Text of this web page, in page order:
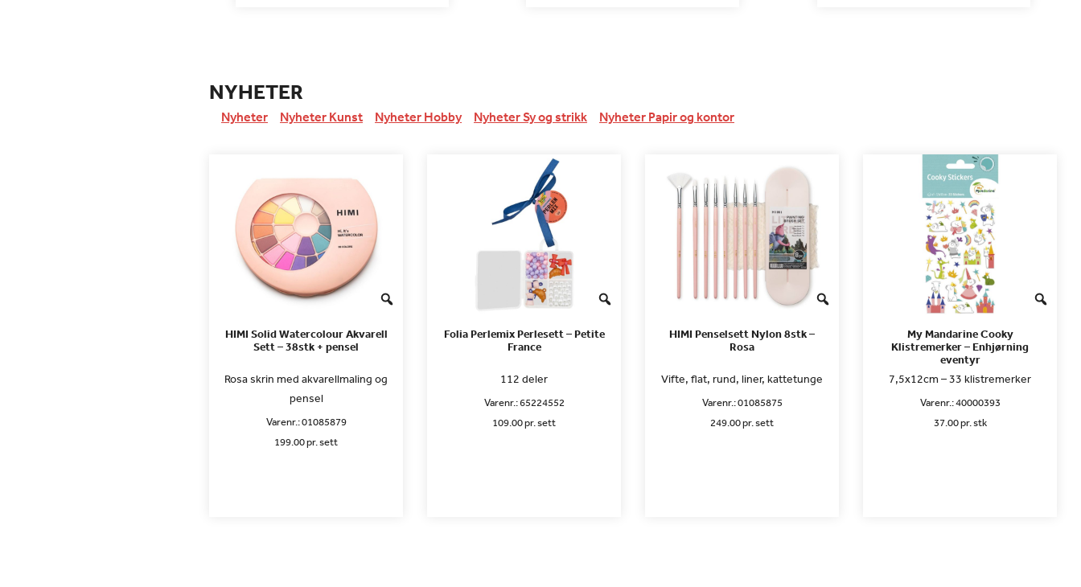
NYHETER
Nyheter Nyheter Kunst Nyheter Hobby Nyheter Sy og strikk Nyheter Papir og kontor
HIMI Solid Watercolour Akvarell
Sett – 38stk + pensel
Rosa skrin med akvarellmaling og
pensel
Varenr.:01085879
199.00 pr. sett
Folia Perlemix Perlesett – Petite
France
112 deler
Varenr.:65224552
109.00 pr. sett
HIMI Penselsett Nylon 8stk –
Rosa
Vifte, flat, rund, liner, kattetunge
Varenr.:01085875
249.00 pr. sett
My Mandarine Cooky
Klistremerker – Enhjørning
eventyr
7,5x12cm – 33 klistremerker
Varenr.:40000393
37.00 pr. stk